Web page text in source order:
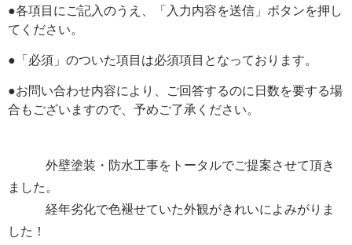
●各項目にご記入のうえ、「入力内容を送信」ボタンを押し
てください。
●「必須」のついた項目は必須項目となっております。
●お問い合わせ内容により、ご回答するのに日数を要する場
合もございますので、予めご了承ください。
外壁塗装・防水工事をトータルでご提案させて頂き
ました。
経年劣化で色褪せていた外観がきれいによみがりま
した！